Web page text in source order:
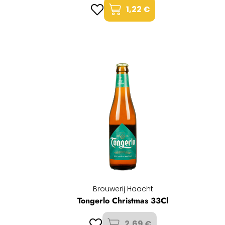
1,22 €
Brouwerij Haacht
Tongerlo Christmas 33Cl